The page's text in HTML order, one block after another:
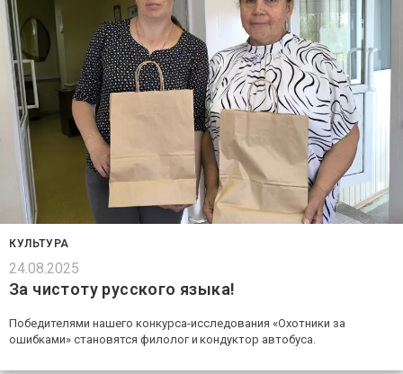
КУЛЬТУРА
24.08.2025
За чистоту русского языка!
Победителями нашего конкурса-исследования «Охотники за
ошибками» становятся филолог и кондуктор автобуса.